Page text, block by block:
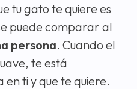
tu gato te quiere es
puede comparar al
persona. Cuando el
te está
ti y que te quiere.